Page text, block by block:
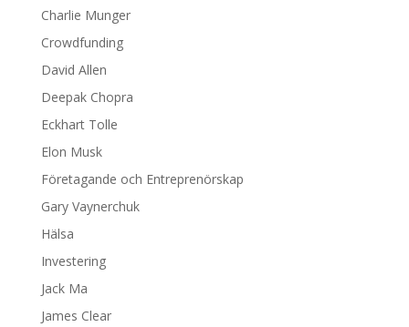
Charlie Munger
Crowdfunding
David Allen
Deepak Chopra
Eckhart Tolle
Elon Musk
Företagande och Entreprenörskap
Gary Vaynerchuk
Hälsa
Investering
Jack Ma
James Clear